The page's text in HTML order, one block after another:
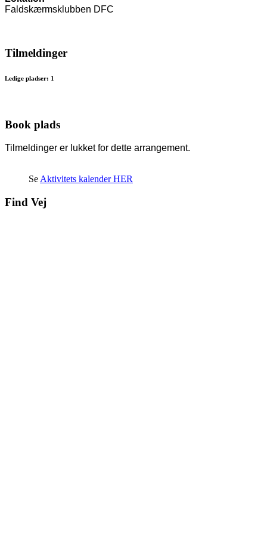
Faldskærmsklubben DFC
Tilmeldinger
Ledige pladser: 1
Book plads
Tilmeldinger er lukket for dette arrangement.
Se Aktivitets kalender HER
Find Vej